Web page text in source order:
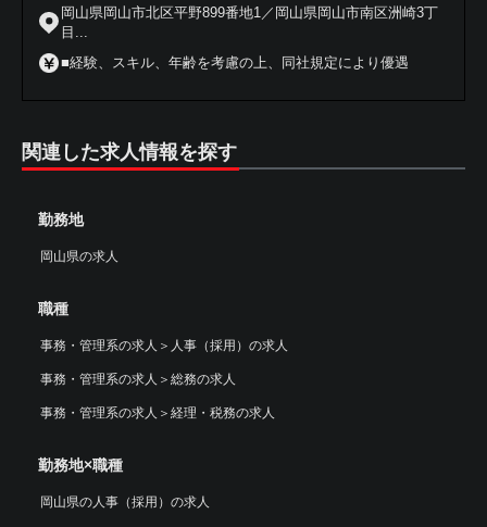
岡山県岡山市北区平野899番地1／岡山県岡山市南区洲崎3丁
目...
■経験、スキル、年齢を考慮の上、同社規定により優遇
関連した求人情報を探す
勤務地
岡山県の求人
職種
事務・管理系の求人 ＞ 人事（採用）の求人
事務・管理系の求人 ＞ 総務の求人
事務・管理系の求人 ＞ 経理・税務の求人
勤務地×職種
岡山県の人事（採用）の求人